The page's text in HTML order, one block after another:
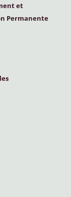
et
Permanente